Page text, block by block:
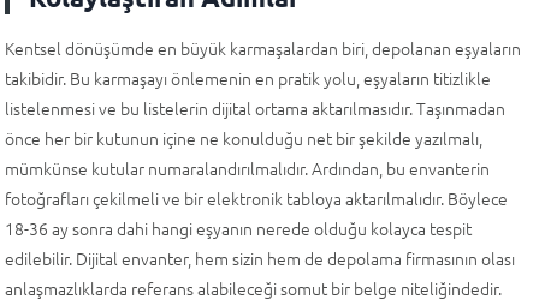
Kentsel dönüşümde en büyük karmaşalardan biri, depolanan eşyaların
takibidir. Bu karmaşayı önlemenin en pratik yolu, eşyaların titizlikle
listelenmesi ve bu listelerin dijital ortama aktarılmasıdır. Taşınmadan
önce her bir kutunun içine ne konulduğu net bir şekilde yazılmalı,
mümkünse kutular numaralandırılmalıdır. Ardından, bu envanterin
fotoğrafları çekilmeli ve bir elektronik tabloya aktarılmalıdır. Böylece
18-36 ay sonra dahi hangi eşyanın nerede olduğu kolayca tespit
edilebilir. Dijital envanter, hem sizin hem de depolama firmasının olası
anlaşmazlıklarda referans alabileceği somut bir belge niteliğindedir.